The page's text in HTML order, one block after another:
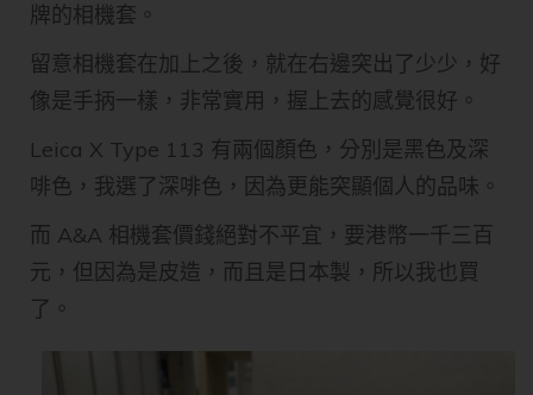
牌的相機套。
留意相機套在加上之後，就在右邊突出了少少，好
像是手抦一樣，非常實用，握上去的感覺很好。
Leica X Type 113 有兩個顏色，分別是黑色及深
啡色，我選了深啡色，因為更能突顯個人的品味。
而 A&A 相機套價錢絕對不平宜，要港幣一千三百
元，但因為是皮造，而且是日本製，所以我也買
了。